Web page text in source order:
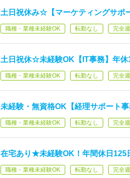
土日祝休み☆【マーケティングサポ
職種・業種未経験OK 転勤なし 完全
土日祝休☆未経験OK【IT事務】年
職種・業種未経験OK 転勤なし 完全
未経験・無資格OK【経理サポート
職種・業種未経験OK 転勤なし 完全
在宅あり★未経験OK！年間休日125
職種・業種未経験OK 転勤なし 完全